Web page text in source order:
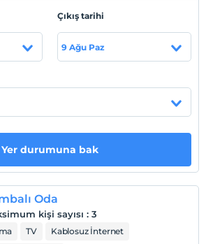
Haritada Göster
ve sonrası
öncesi
Çıkış tarihi
9 Ağu Paz
Yer durumuna bak
Oda
kişi sayısı : 3
TV
Kablosuz İnternet